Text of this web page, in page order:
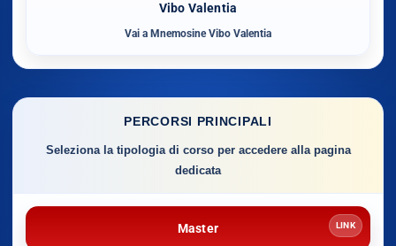
Vibo Valentia
Vai a Mnemosine Vibo Valentia
PERCORSI PRINCIPALI
Seleziona la tipologia di corso per accedere alla pagina
dedicata
Master LINK